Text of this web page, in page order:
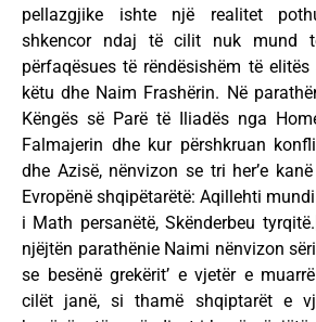
pellazgjike ishte një realitet
shkencor ndaj të cilit nuk mund
përfaqësues të rëndësishëm të
këtu dhe Naim Frashërin. Në
Këngës së Parë të Iliadës nga
Falmajerin dhe kur përshkruan
dhe Azisë, nënvizon se tri her’e
Evropënë shqipëtarëtë: Aqillehti
i Math persanëtë, Skënderbeu
njëjtën parathënie Naimi nënvizon
se besënë grekërit’ e vjetër e
cilët janë, si thamë shqiptarët e